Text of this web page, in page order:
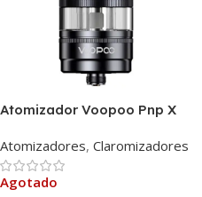
Atomizador Voopoo Pnp X
Atomizadores, Claromizadores
Agotado